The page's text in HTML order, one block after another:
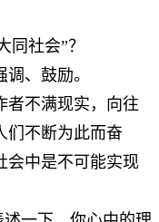
同社会”？
、鼓励。
者不满现实，向往
们不断为此而奋
会中是不可能实现